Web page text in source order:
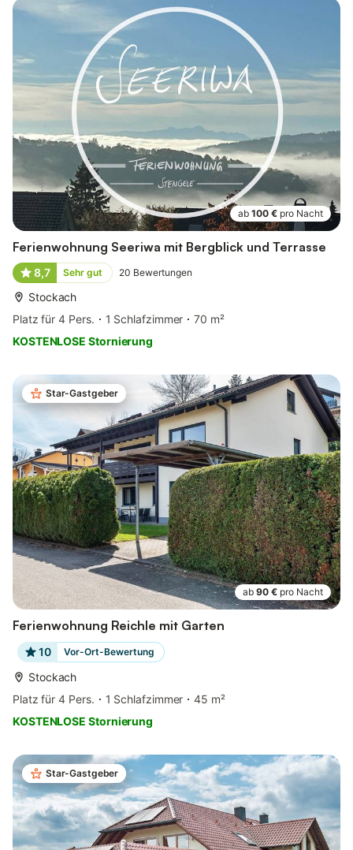
ab 100 € pro Nacht
Ferienwohnung Seeriwa mit Bergblick und Terrasse
8,7 Sehr gut 20 Bewertungen
Stockach
Platz für 4 Pers.
1 Schlafzimmer
70 m²
KOSTENLOSE Stornierung
Star-Gastgeber
ab 90 € pro Nacht
Ferienwohnung Reichle mit Garten
10 Vor-Ort-Bewertung
Stockach
Platz für 4 Pers.
1 Schlafzimmer
45 m²
KOSTENLOSE Stornierung
Star-Gastgeber